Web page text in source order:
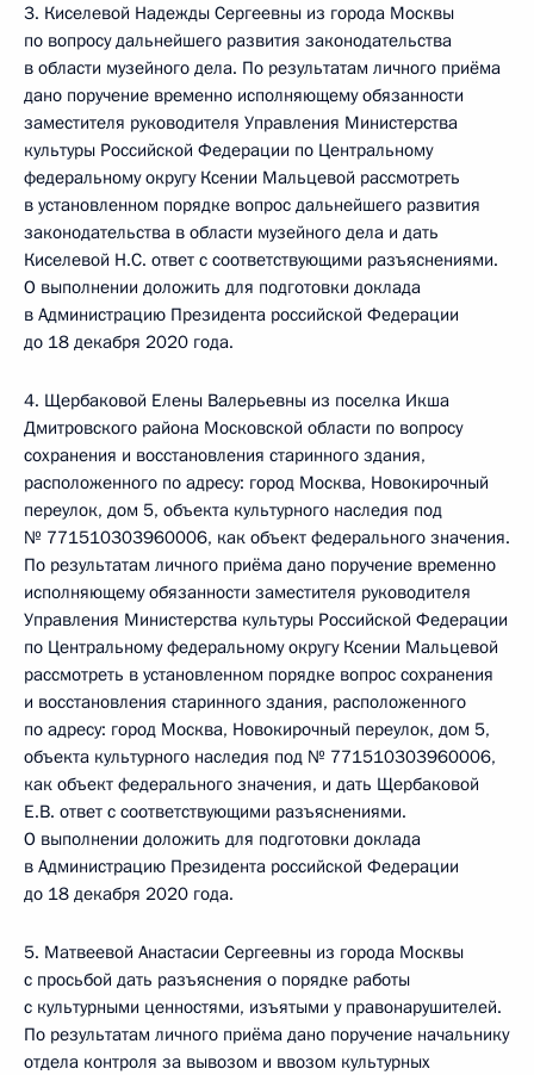
3. Киселевой Надежды Сергеевны из города Москвы
по вопросу дальнейшего развития законодательства
в области музейного дела. По результатам личного приёма
дано поручение временно исполняющему обязанности
заместителя руководителя Управления Министерства
культуры Российской Федерации по Центральному
федеральному округу Ксении Мальцевой рассмотреть
в установленном порядке вопрос дальнейшего развития
законодательства в области музейного дела и дать
Киселевой Н.С. ответ с соответствующими разъяснениями.
О выполнении доложить для подготовки доклада
в Администрацию Президента российской Федерации
до 18 декабря 2020 года.
4. Щербаковой Елены Валерьевны из поселка Икша
Дмитровского района Московской области по вопросу
сохранения и восстановления старинного здания,
расположенного по адресу: город Москва, Новокирочный
переулок, дом 5, объекта культурного наследия под
№ 771510303960006, как объект федерального значения.
По результатам личного приёма дано поручение временно
исполняющему обязанности заместителя руководителя
Управления Министерства культуры Российской Федерации
по Центральному федеральному округу Ксении Мальцевой
рассмотреть в установленном порядке вопрос сохранения
и восстановления старинного здания, расположенного
по адресу: город Москва, Новокирочный переулок, дом 5,
объекта культурного наследия под № 771510303960006,
как объект федерального значения, и дать Щербаковой
Е.В. ответ с соответствующими разъяснениями.
О выполнении доложить для подготовки доклада
в Администрацию Президента российской Федерации
до 18 декабря 2020 года.
5. Матвеевой Анастасии Сергеевны из города Москвы
с просьбой дать разъяснения о порядке работы
с культурными ценностями, изъятыми у правонарушителей.
По результатам личного приёма дано поручение начальнику
отдела контроля за вывозом и ввозом культурных